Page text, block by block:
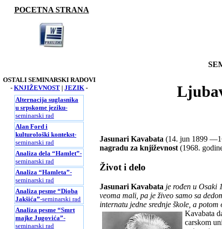
POCETNA STRANA
OSTALI SEMINARSKI RADOVI
- KNJIŽEVNOST | JEZIK -
Alternacija suglasnika
u srpskome jeziku-
seminarski rad
Alan Ford i
kulturološki kontekst-
seminarski rad
Analiza dela “Hamlet”-
seminarski rad
Analiza “Hamleta”-
seminarski rad
Analiza pesme “Dioba
Jakšića”-seminarski rad
Analiza pesme “Smrt
majke Jugovića”-
seminarski rad
Jasunari Kavabata (14. jun 1899
nagradu za književnost (1968.
Život i delo
Jasunari Kavabata je rođen u Osaki
veoma mali, pa je živeo samo sa
internatu jedne srednje škole, a
Kavabata
carskom